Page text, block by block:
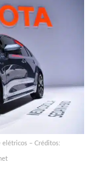
elétricos – Créditos: